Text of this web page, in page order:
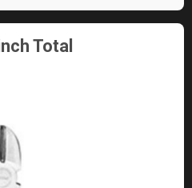
Total